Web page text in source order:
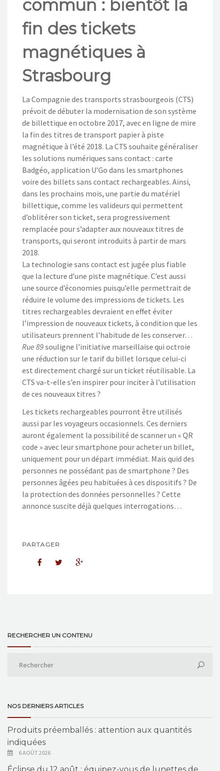
NOS ACTIONS
CONTACT
commun : bientôt la
fin des tickets
magnétiques à
Strasbourg
La Compagnie des transports strasbourgeois (CTS)
prévoit de débuter la modernisation de son système
de billettique en octobre 2017, avec en ligne de mire
la fin des titres de transport papier à piste
magnétique à l’été 2018. La CTS souhaite généraliser
les solutions numériques sans contact : carte
Badgéo, application U’Go dans les smartphones
voire des billets sans contact rechargeables. Ainsi,
dans les prochains mois, une partie du matériel
billettique, comme les valideurs qui permettent
d’oblitérer son ticket, sera progressivement
remplacée pour s’adapter aux nouveaux titres de
transports, qui seront introduits à partir de mars
2018.
La technologie sans contact est jugée plus fiable
que la lecture d’une piste magnétique. C’est aussi
une source d’économies puisqu’elle permettrait de
réduire le volume des impressions de tickets. Les
titres rechargeables devraient en effet éviter
l’impression de nouveaux tickets, à condition que les
utilisateurs prennent l’habitude de les conserver…
Rue 89souligne l’initiative marseillaise qui octroie
une réduction sur le tarif du billet lorsque celui-ci
est directement chargé sur un ticket réutilisable. La
CTS va-t-elle s’en inspirer pour inciter à l’utilisation
de ces nouveaux titres ?
Les tickets rechargeables pourront être utilisés
aussi par les voyageurs occasionnels. Ces derniers
auront également la possibilité de scanner un « QR
code » avec leur smartphone pour acheter un billet,
uniquement pour un départ immédiat. Mais quid des
personnes ne possédant pas de smartphone ? Des
personnes âgées peu habituées à ces dispositifs ? De
la protection des données personnelles ? Cette
annonce suscite déjà quelques interrogations…
PARTAGER
RECHERCHER UN CONTENU
NOS DERNIERS ARTICLES
Produits préemballés : attention aux quantités
indiquées
6 AOÛT 2026